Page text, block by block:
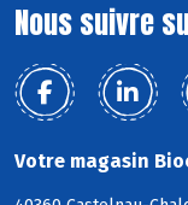
Nous suivre
Votre magasin